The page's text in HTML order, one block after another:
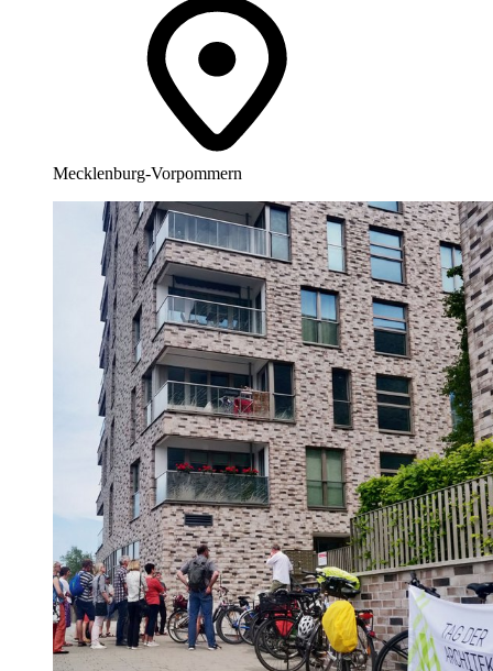
Mecklenburg-Vorpommern